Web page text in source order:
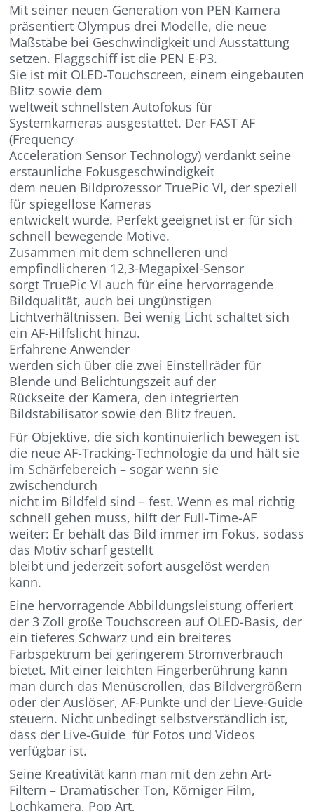
Mit seiner neuen Generation von PEN Kamera
präsentiert Olympus drei Modelle, die neue
Maßstäbe bei Geschwindigkeit und Ausstattung
setzen. Flaggschiff ist die PEN E-P3.
Sie ist mit OLED-Touchscreen, einem eingebauten
Blitz sowie dem
weltweit schnellsten Autofokus für
Systemkameras ausgestattet. Der FAST AF
(Frequency
Acceleration Sensor Technology) verdankt seine
erstaunliche Fokusgeschwindigkeit
dem neuen Bildprozessor TruePic VI, der speziell
für spiegellose Kameras
entwickelt wurde. Perfekt geeignet ist er für sich
schnell bewegende Motive.
Zusammen mit dem schnelleren und
empfindlicheren 12,3-Megapixel-Sensor
sorgt TruePic VI auch für eine hervorragende
Bildqualität, auch bei ungünstigen
Lichtverhältnissen. Bei wenig Licht schaltet sich
ein AF-Hilfslicht hinzu.
Erfahrene Anwender
werden sich über die zwei Einstellräder für
Blende und Belichtungszeit auf der
Rückseite der Kamera, den integrierten
Bildstabilisator sowie den Blitz freuen.
Für Objektive, die sich kontinuierlich bewegen ist
die neue AF-Tracking-Technologie da und hält sie
im Schärfebereich – sogar wenn sie
zwischendurch
nicht im Bildfeld sind – fest. Wenn es mal richtig
schnell gehen muss, hilft der Full-Time-AF
weiter: Er behält das Bild immer im Fokus, sodass
das Motiv scharf gestellt
bleibt und jederzeit sofort ausgelöst werden
kann.
Eine hervorragende Abbildungsleistung offeriert
der 3 Zoll große Touchscreen auf OLED-Basis, der
ein tieferes Schwarz und ein breiteres
Farbspektrum bei geringerem Stromverbrauch
bietet. Mit einer leichten Fingerberührung kann
man durch das Menüscrollen, das Bildvergrößern
oder der Auslöser, AF-Punkte und der Lieve-Guide
steuern. Nicht unbedingt selbstverständlich ist,
dass der Live-Guide für Fotos und Videos
verfügbar ist.
Seine Kreativität kann man mit den zehn Art-
Filtern – Dramatischer Ton, Körniger Film,
Lochkamera, Pop Art,